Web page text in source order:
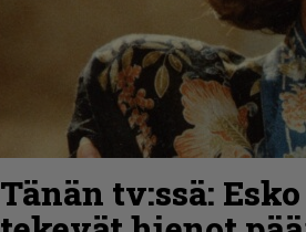
Tänän tv:ssä: